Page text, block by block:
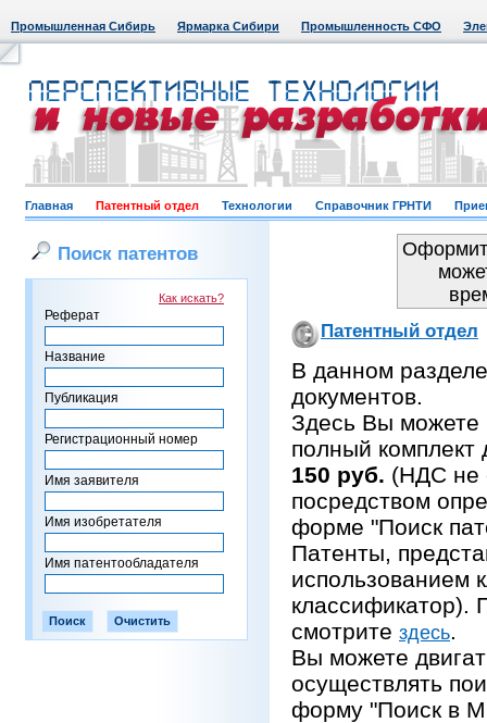
Промышленная Сибирь Ярмарка Сибири Промышленность СФО
Главная Патентный отдел Технологии Справочник ГРНТИ
Поиск патентов
Как искать?
Реферат
Название
Публикация
Регистрационный номер
Имя заявителя
Имя изобретателя
Имя патентообладателя
Патентный отдел
В данном
документов.
Здесь Вы можете
полный комплект
150 руб. (НДС не
посредством
форме "Поиск
Патенты,
использованием
классификатор).
смотрите здесь.
Вы можете
осуществлять
форму "Поиск в